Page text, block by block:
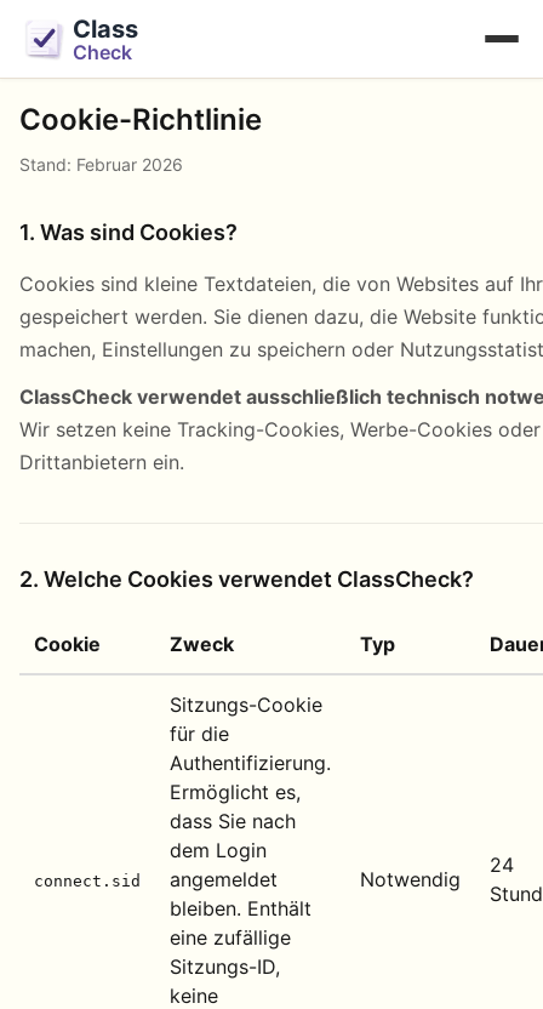
Class
Check
Cookie-Richtlinie
Stand: Februar 2026
1. Was sind Cookies?
Cookies sind kleine Textdateien, die von Websites auf
gespeichert werden. Sie dienen dazu, die Website
machen, Einstellungen zu speichern oder
ClassCheck verwendet ausschließlich technisch
Wir setzen keine Tracking-Cookies, Werbe-Cookies
Drittanbietern ein.
2. Welche Cookies verwendet ClassCheck?
Cookie Zweck Typ
connect.sid
Sitzungs-Cookie
für die
Authentifizierung.
Ermöglicht es,
dass Sie nach
dem Login
angemeldet
bleiben. Enthält
eine zufällige
Sitzungs-ID,
keine
Notwendig
24